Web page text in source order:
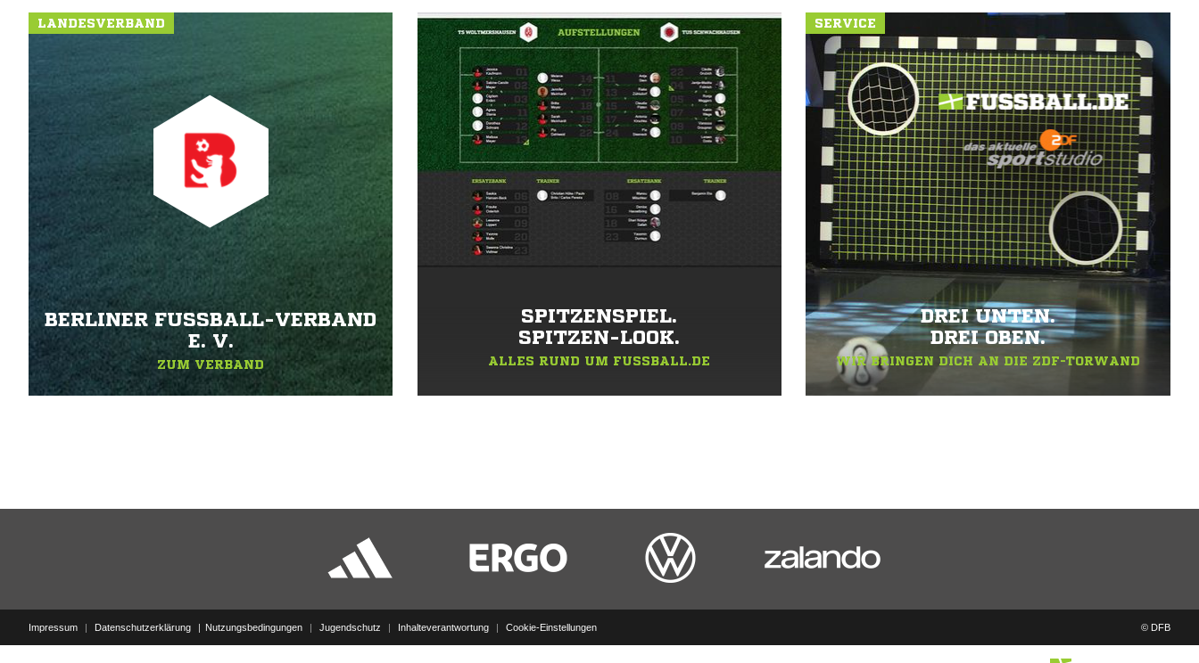
LANDESVERBAND
BERLINER FUSSBALL-VERBAND E
. V.
ZUM VERBAND
SPITZENSPIEL.
SPITZEN-LOOK.
ALLES RUND UM FUSSBALL.DE
SERVICE
DREI UNTEN.
DREI OBEN.
WIR BRINGEN DICH AN DIE ZDF-TORWAND
Impressum | Datenschutzerklärung Nutzungsbedingungen | Jugendschutz | Inhalteverantwortung | Cookie-Einstellungen © DFB